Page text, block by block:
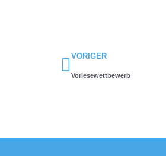
Zurück
VORIGER
Vorlesewettbewerb